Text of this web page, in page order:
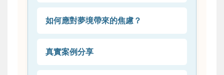
如何應對夢境帶來的焦慮？
真實案例分享